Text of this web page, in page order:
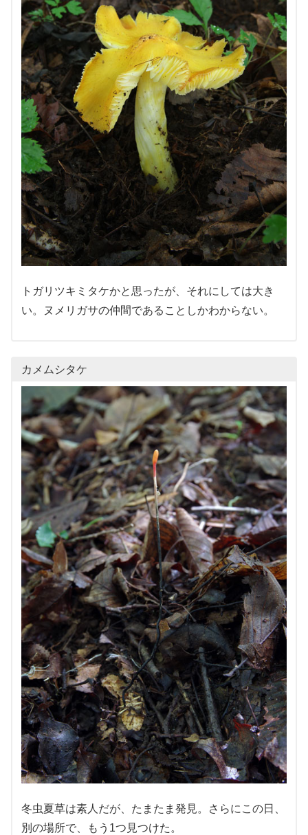
トガリツキミタケかと思ったが、それにしては大き
い。ヌメリガサの仲間であることしかわからない。
カメムシタケ
冬虫夏草は素人だが、たまたま発見。さらにこの日、
別の場所で、もう1つ見つけた。